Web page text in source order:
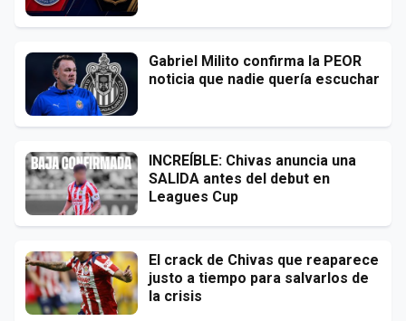
Gabriel Milito confirma la PEOR
noticia que nadie quería escuchar
INCREÍBLE: Chivas anuncia una
SALIDA antes del debut en
Leagues Cup
El crack de Chivas que reaparece
justo a tiempo para salvarlos de
la crisis